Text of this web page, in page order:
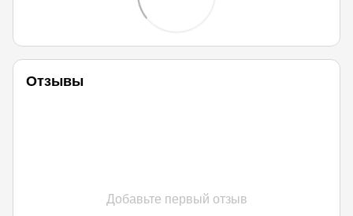
Отзывы
Добавьте первый отзыв